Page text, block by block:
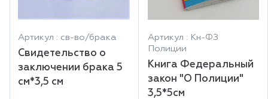
Артикул : св-во/брака
Свидетельство о
заключении брака 5
см*3,5 см
Артикул : Кн-ФЗ
Полиции
Книга Федеральный
закон "О Полиции"
3,5*5см